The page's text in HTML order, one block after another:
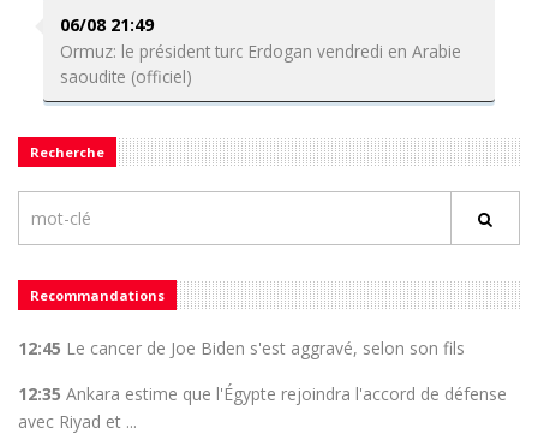
06/08 21:49
Ormuz: le président turc Erdogan vendredi en Arabie
saoudite (officiel)
Recherche
Recommandations
12:45 Le cancer de Joe Biden s'est aggravé, selon son fils
12:35 Ankara estime que l'Égypte rejoindra l'accord de défense
avec Riyad et ...